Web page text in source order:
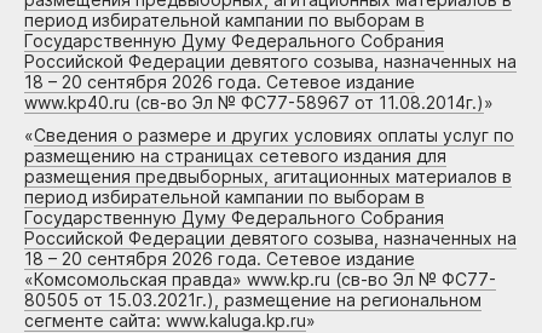
период избирательной кампании по выборам в
Государственную Думу Федерального Собрания
Российской Федерации девятого созыва, назначенных на
18 – 20 сентября 2026 года. Сетевое издание
www.kp40.ru (св-во Эл № ФС77-58967 от 11.08.2014г.)»
«Сведения о размере и других условиях оплаты услуг по
размещению на страницах сетевого издания для
размещения предвыборных, агитационных материалов в
период избирательной кампании по выборам в
Государственную Думу Федерального Собрания
Российской Федерации девятого созыва, назначенных на
18 – 20 сентября 2026 года. Сетевое издание
«Комсомольская правда» www.kp.ru (св-во Эл № ФС77-
80505 от 15.03.2021г.), размещение на региональном
сегменте сайта: www.kaluga.kp.ru»